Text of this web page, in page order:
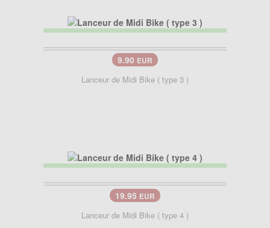
9.90 EUR
Lanceur de Midi Bike ( type 3 )
19.95 EUR
Lanceur de Midi Bike ( type 4 )